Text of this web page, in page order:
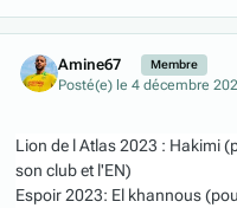
Amine67 Membre
Posté(e) le 4 décembre
Lion de l Atlas 2023 : Hakimi
son club et l'EN)
Espoir 2023: El khannous